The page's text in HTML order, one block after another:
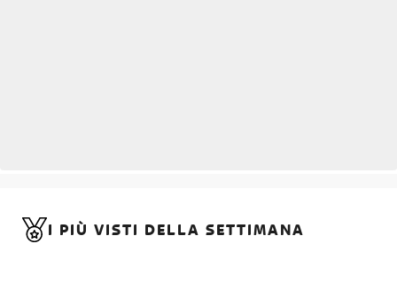
I PIÙ VISTI DELLA SETTIMANA